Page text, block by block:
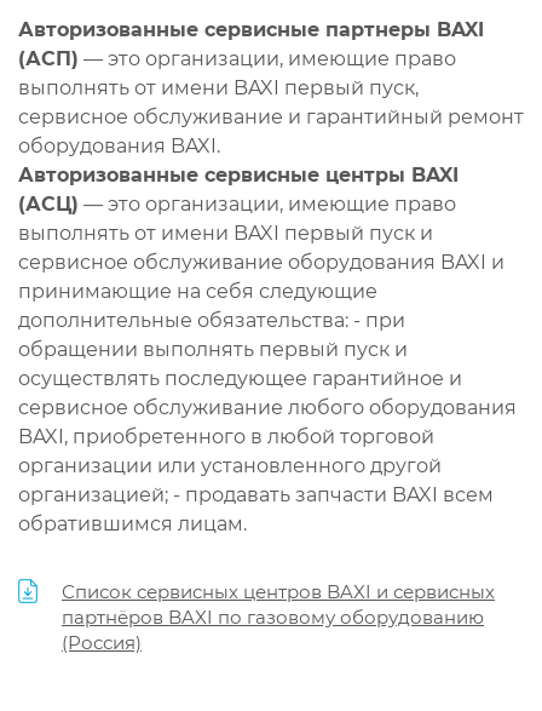
Авторизованные сервисные партнеры BAXI
(АСП) — это организации, имеющие право
выполнять от имени BAXI первый пуск,
сервисное обслуживание и гарантийный ремонт
оборудования BAXI.
Авторизованные сервисные центры BAXI
(АСЦ) — это организации, имеющие право
выполнять от имени BAXI первый пуск и
сервисное обслуживание оборудования BAXI и
принимающие на себя следующие
дополнительные обязательства: - при
обращении выполнять первый пуск и
осуществлять последующее гарантийное и
сервисное обслуживание любого оборудования
BAXI, приобретенного в любой торговой
организации или установленного другой
организацией; - продавать запчасти BAXI всем
обратившимся лицам.
Список сервисных центров BAXI и сервисных
партнёров BAXI по газовому оборудованию
(Россия)